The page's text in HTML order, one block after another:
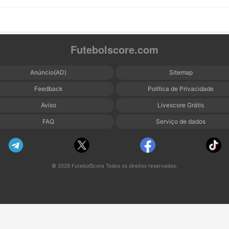
Futebolscore.com
Anúncio(AD) Sitemap
Feedback Política de Privacidade
Aviso Livescore Grátis
FAQ Serviço de dados
© 2026 FutebolScore Todos os direitos reservados.